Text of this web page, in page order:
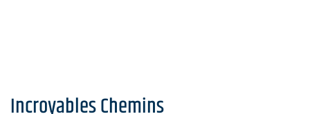
Incroyables Chemins